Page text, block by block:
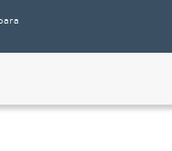
de estudio favorita